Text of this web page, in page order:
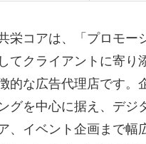
栄コアは、「プロモー
てクライアントに寄り
的な広告代理店です。
グを中心に据え、デジ
、イベント企画まで幅